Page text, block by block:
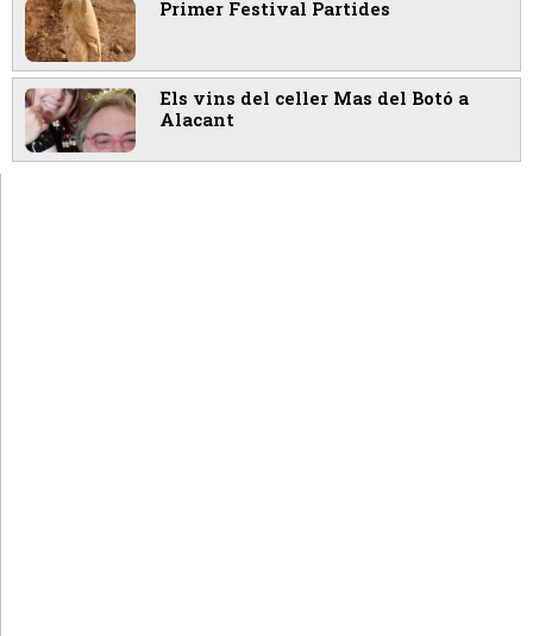
Primer Festival Partides
Els vins del celler Mas del Botó a
Alacant